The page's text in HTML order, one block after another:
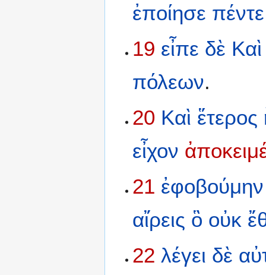
ἐποίησε πέντε
19 εἶπε δὲ Καὶ
πόλεων.
20 Καὶ ἕτερος
εἶχον
21 ἐφοβούμην
αἴρεις ὃ οὐκ
22 λέγει δὲ